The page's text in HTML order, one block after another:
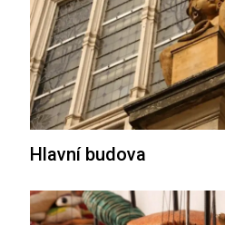
Hlavní budova